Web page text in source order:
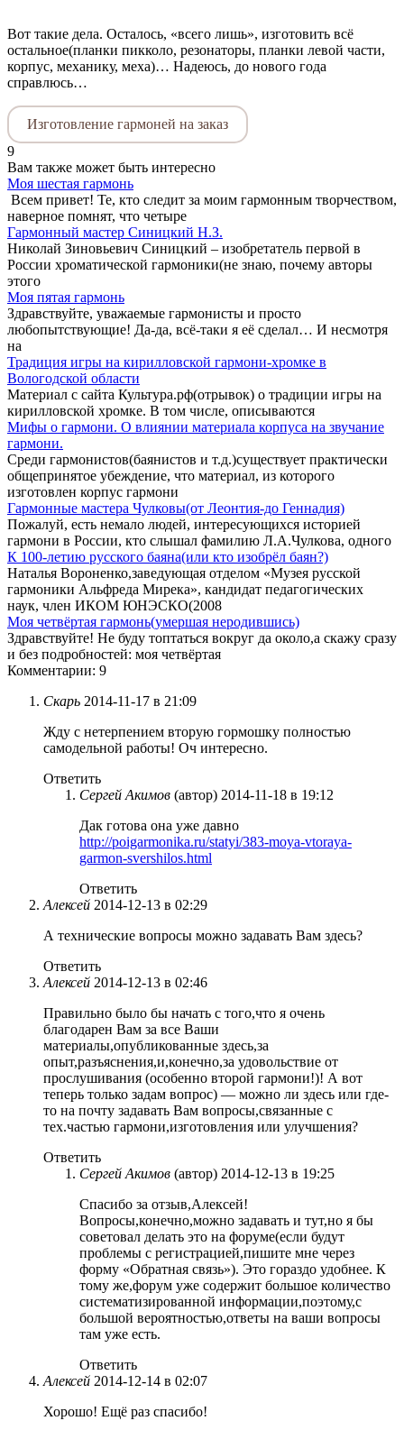
Вот такие дела. Осталось, «всего лишь», изготовить всё
остальное(планки пикколо, резонаторы, планки левой части,
корпус, механику, меха)… Надеюсь, до нового года
справлюсь…
Изготовление гармоней на заказ
9
Вам также может быть интересно
Моя шестая гармонь
Всем привет! Те, кто следит за моим гармонным творчеством,
наверное помнят, что четыре
Гармонный мастер Синицкий Н.З.
Николай Зиновьевич Синицкий – изобретатель первой в
России хроматической гармоники(не знаю, почему авторы
этого
Моя пятая гармонь
Здравствуйте, уважаемые гармонисты и просто
любопытствующие! Да-да, всё-таки я её сделал… И несмотря
на
Традиция игры на кирилловской гармони-хромке в
Вологодской области
Материал с сайта Культура.рф(отрывок) о традиции игры на
кирилловской хромке. В том числе, описываются
Мифы о гармони. О влиянии материала корпуса на звучание
гармони.
Среди гармонистов(баянистов и т.д.)существует практически
общепринятое убеждение, что материал, из которого
изготовлен корпус гармони
Гармонные мастера Чулковы(от Леонтия-до Геннадия)
Пожалуй, есть немало людей, интересующихся историей
гармони в России, кто слышал фамилию Л.А.Чулкова, одного
К 100-летию русского баяна(или кто изобрёл баян?)
Наталья Вороненко,заведующая отделом «Музея русской
гармоники Альфреда Мирека», кандидат педагогических
наук, член ИКОМ ЮНЭСКО(2008
Моя четвёртая гармонь(умершая неродившись)
Здравствуйте! Не буду топтаться вокруг да около,а скажу сразу
и без подробностей: моя четвёртая
Комментарии: 9
Скарь 2014-11-17 в 21:09
Жду с нетерпением вторую гормошку полностью
самодельной работы! Оч интересно.
Ответить
Сергей Акимов (автор) 2014-11-18 в 19:12
Дак готова она уже давно
http://poigarmonika.ru/statyi/383-moya-vtoraya-
garmon-svershilos.html
Ответить
Алексей 2014-12-13 в 02:29
А технические вопросы можно задавать Вам здесь?
Ответить
Алексей 2014-12-13 в 02:46
Правильно было бы начать с того,что я очень
благодарен Вам за все Ваши
материалы,опубликованные здесь,за
опыт,разъяснения,и,конечно,за удовольствие от
прослушивания (особенно второй гармони!)! А вот
теперь только задам вопрос) — можно ли здесь или где-
то на почту задавать Вам вопросы,связанные с
тех.частью гармони,изготовления или улучшения?
Ответить
Сергей Акимов (автор) 2014-12-13 в 19:25
Спасибо за отзыв,Алексей!
Вопросы,конечно,можно задавать и тут,но я бы
советовал делать это на форуме(если будут
проблемы с регистрацией,пишите мне через
форму «Обратная связь»). Это гораздо удобнее. К
тому же,форум уже содержит большое количество
систематизированной информации,поэтому,с
большой вероятностью,ответы на ваши вопросы
там уже есть.
Ответить
Алексей 2014-12-14 в 02:07
Хорошо! Ещё раз спасибо!